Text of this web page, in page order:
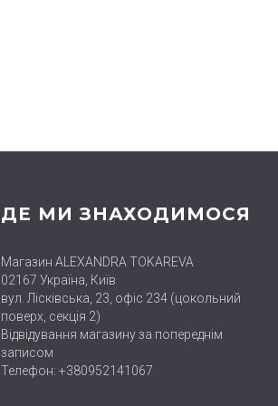
ДЕ МИ ЗНАХОДИМОСЯ
Магазин ALEXANDRA TOKAREVA
02167 Україна, Київ
вул. Лісківська, 23, офіс 234 (цокольний
поверх, секція 2)
Відвідування магазину за попереднім
записом
Телефон: +380952141067